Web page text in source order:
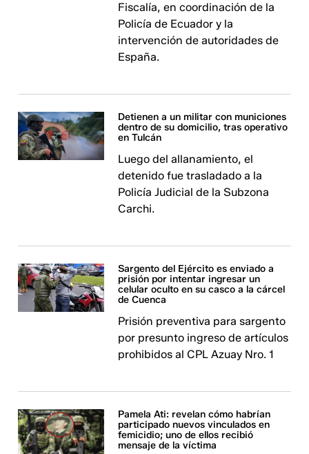
Fiscalía, en coordinación de la
Policía de Ecuador y la
intervención de autoridades de
España.
Detienen a un militar con municiones
dentro de su domicilio, tras operativo
en Tulcán
Luego del allanamiento, el
detenido fue trasladado a la
Policía Judicial de la Subzona
Carchi.
Sargento del Ejército es enviado a
prisión por intentar ingresar un
celular oculto en su casco a la cárcel
de Cuenca
Prisión preventiva para sargento
por presunto ingreso de artículos
prohibidos al CPL Azuay Nro. 1
Pamela Ati: revelan cómo habrían
participado nuevos vinculados en
femicidio; uno de ellos recibió
mensaje de la víctima